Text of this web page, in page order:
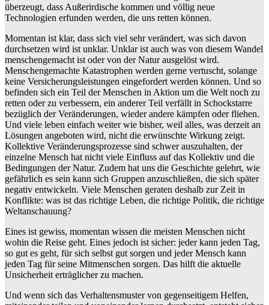
überzeugt, dass Außerirdische kommen und völlig neue
Technologien erfunden werden, die uns retten können.
Momentan ist klar, dass sich viel sehr verändert, was sich davon
durchsetzen wird ist unklar. Unklar ist auch was von diesem Wandel
menschengemacht ist oder von der Natur ausgelöst wird.
Menschengemachte Katastrophen werden gerne vertuscht, solange
keine Versicherungsleistungen eingefordert werden können. Und so
befinden sich ein Teil der Menschen in Aktion um die Welt noch zu
retten oder zu verbessern, ein anderer Teil verfällt in Schockstarre
bezüglich der Veränderungen, wieder andere kämpfen oder fliehen.
Und viele leben einfach weiter wie bisher, weil alles, was derzeit an
Lösungen angeboten wird, nicht die erwünschte Wirkung zeigt.
Kollektive Veränderungsprozesse sind schwer auszuhalten, der
einzelne Mensch hat nicht viele Einfluss auf das Kollektiv und die
Bedingungen der Natur. Zudem hat uns die Geschichte gelehrt, wie
gefährlich es sein kann sich Gruppen anzuschließen, die sich später
negativ entwickeln. Viele Menschen geraten deshalb zur Zeit in
Konflikte: was ist das richtige Leben, die richtige Politik, die richtige
Weltanschauung?
Eines ist gewiss, momentan wissen die meisten Menschen nicht
wohin die Reise geht. Eines jedoch ist sicher: jeder kann jeden Tag,
so gut es geht, für sich selbst gut sorgen und jeder Mensch kann
jeden Tag für seine Mitmenschen sorgen. Das hilft die aktuelle
Unsicherheit erträglicher zu machen.
Und wenn sich das Verhaltensmuster von gegenseitigem Helfen,